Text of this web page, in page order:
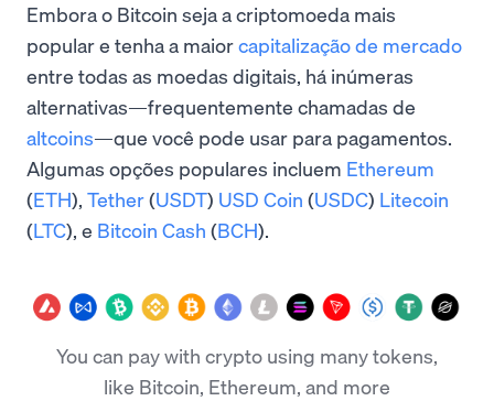
Embora o Bitcoin seja a criptomoeda mais
popular e tenha a maiorcapitalização de mercado
entre todas as moedas digitais, há inúmeras
alternativas—frequentemente chamadas de
altcoins—que você pode usar para pagamentos.
Algumas opções populares incluem Ethereum
(ETH), Tether(USDT) USD Coin (USDC) Litecoin
(LTC), e Bitcoin Cash (BCH).
You can pay with crypto using many tokens,
like Bitcoin, Ethereum, and more